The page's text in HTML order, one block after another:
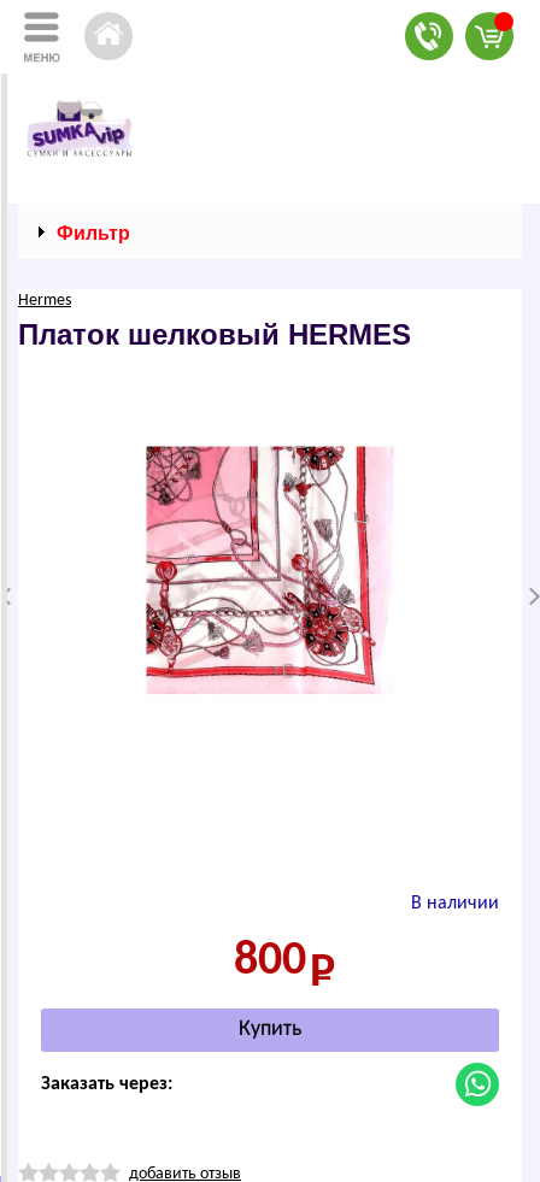
Фильтр
Hermes
Платок шелковый НЕRМЕS
В наличии
800
Заказать через:
добавить отзыв